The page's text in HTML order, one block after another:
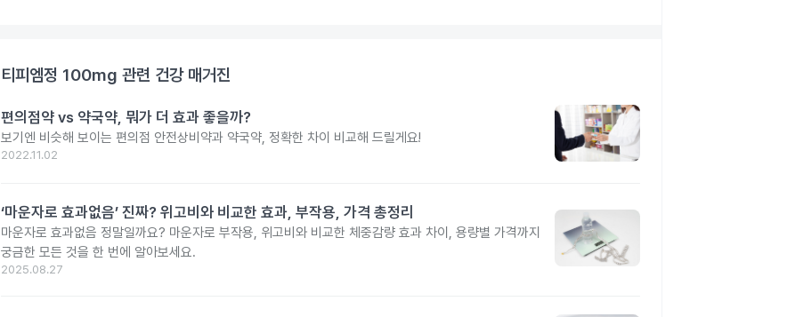
티피엠정 100mg 관련 건강 매거진
편의점약 vs 약국약, 뭐가 더 효과 좋을까?
보기엔 비슷해 보이는 편의점 안전상비약과 약국약, 정확한 차이 비교해 드릴게요!
2022.11.02
‘마운자로 효과없음’ 진짜? 위고비와 비교한 효과, 부작용, 가격 총정리
마운자로 효과없음 정말일까요? 마운자로 부작용, 위고비와 비교한 체중감량 효과 차이, 용량별 가격까지
궁금한 모든 것을 한 번에 알아보세요.
2025.08.27